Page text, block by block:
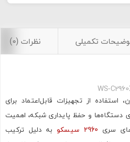
تکمیلی نظرات (0)
استفاده از تجهیزات قابل‌اعتماد برای
دستگاه‌ها و حفظ پایداری شبکه، اهمیت
سری 2960 سیسکو
به دلیل ترکیب